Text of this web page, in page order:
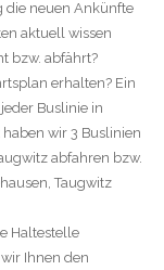
die neuen Ankünfte
aktuell wissen
bzw. abfährt?
erhalten? Ein
Buslinie in
wir 3 Buslinien
abfahren bzw.
Taugwitz
Haltestelle
Ihnen den